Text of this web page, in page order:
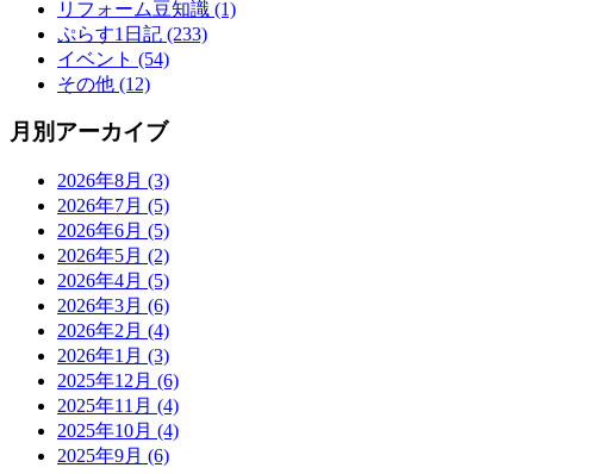
リフォーム豆知識 (1)
ぷらす1日記 (233)
イベント (54)
その他 (12)
月別アーカイブ
2026年8月 (3)
2026年7月 (5)
2026年6月 (5)
2026年5月 (2)
2026年4月 (5)
2026年3月 (6)
2026年2月 (4)
2026年1月 (3)
2025年12月 (6)
2025年11月 (4)
2025年10月 (4)
2025年9月 (6)